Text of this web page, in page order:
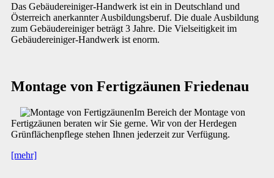
Das Gebäudereiniger-Handwerk ist ein in Deutschland und
Österreich anerkannter Ausbildungsberuf. Die duale Ausbildung
zum Gebäudereiniger beträgt 3 Jahre. Die Vielseitigkeit im
Gebäudereiniger-Handwerk ist enorm.
Montage von Fertigzäunen Friedenau
Im Bereich der Montage von
Fertigzäunen beraten wir Sie gerne. Wir von der Herdegen
Grünflächenpflege stehen Ihnen jederzeit zur Verfügung.
[mehr]